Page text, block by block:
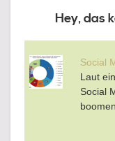
Hey, das
Social
Laut
Social